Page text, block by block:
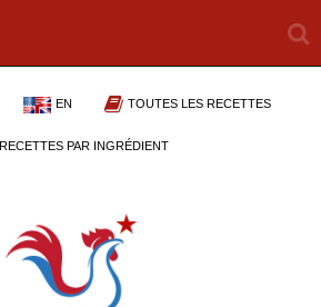
EN TOUTES LES RECETTES
RECETTES PAR INGRÉDIENT